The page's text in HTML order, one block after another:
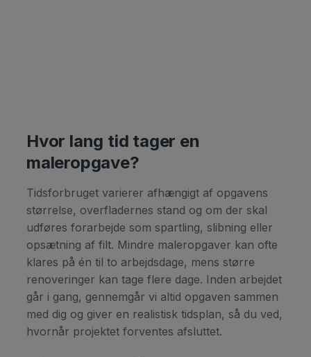
Hvor lang tid tager en
maleropgave?
Tidsforbruget varierer afhængigt af opgavens
størrelse, overfladernes stand og om der skal
udføres forarbejde som spartling, slibning eller
opsætning af filt. Mindre maleropgaver kan ofte
klares på én til to arbejdsdage, mens større
renoveringer kan tage flere dage. Inden arbejdet
går i gang, gennemgår vi altid opgaven sammen
med dig og giver en realistisk tidsplan, så du ved,
hvornår projektet forventes afsluttet.